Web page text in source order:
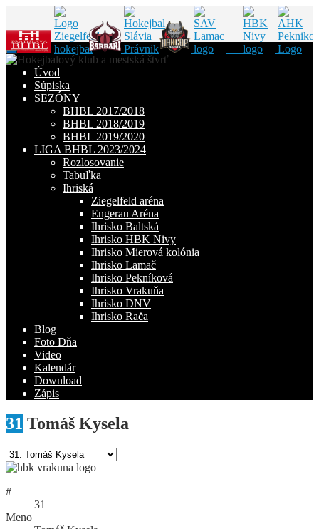
Skip
content
Úvod
Súpiska
SEZÓNY
BHBL 2017/2018
BHBL 2018/2019
BHBL 2019/2020
LIGA BHBL 2023/2024
Rozlosovanie
Tabuľka
Ihriská
Ziegelfeld aréna
Engerau Aréna
Ihrisko Baltská
Ihrisko HBK Nivy
Ihrisko Mierová kolónia
Ihrisko Lamač
Ihrisko Pekníková
Ihrisko Vrakuňa
Ihrisko DNV
Ihrisko Rača
Blog
Foto Dňa
Video
Kalendár
Download
Zápis
31 Tomáš Kysela
#
31
Meno